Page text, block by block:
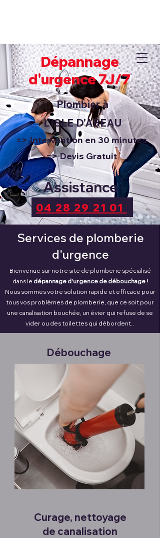
Dépannage
d'urgence 7J/7
Plombier à
L'ISLE D'ABEAU
=> Intervention en 30 minutes
=> Devis Gratuit
Assistance
04 28 29 21 01
Services de plomberie
d'urgence
Bienvenue sur notre site de plomberie spécialisé
dans le dépannage d'urgence de débouchage !
Nous sommes votre solution rapide et efficace pour
tous vos problèmes de plomberie, que ce soit pour
une canalisation bouchée, un évier qui refuse de se
vider ou des toilettes qui débordent..
Débouchage
Curage, nettoyage
de canalisation